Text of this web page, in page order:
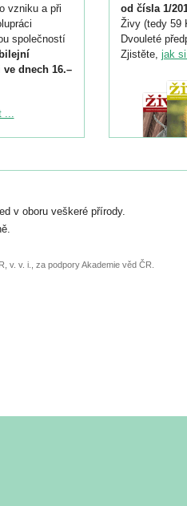
vzniku a při
společností
dnech 16.–
září.
nebo
...
od čísla 1/
Živy (tedy 59
Dvouleté
Zjistěte, jak
v oboru veškeré přírody.
v. v. i., za podpory Akademie věd ČR.